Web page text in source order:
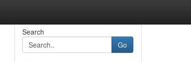
Search
Go